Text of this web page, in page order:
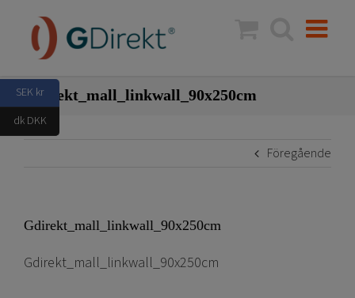
innehållet
Gdirekt_mall_linkwall_90x250cm
Föregående
Gdirekt_mall_linkwall_90x250cm
Gdirekt_mall_linkwall_90x250cm
SEK kr
dk DKK